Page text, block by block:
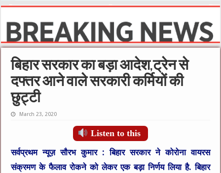
बिहार सरकार का बड़ा आदेश,ट्रेन से
दफ्तर आने वाले सरकारी कर्मियों की
छुट्टी
March 23, 2020
Listen to this
सर्वप्रथम न्यूज़ सौरभ कुमार :बिहार सरकार ने कोरोना वायरस
संक्रमण के फैलाव रोकने को लेकर एक बड़ा निर्णय लिया है. बिहार